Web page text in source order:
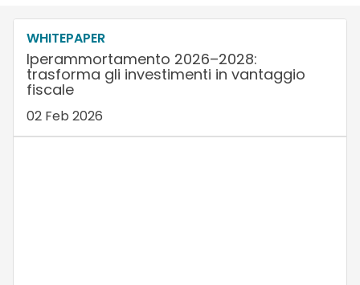
WHITEPAPER
Iperammortamento 2026–2028:
trasforma gli investimenti in vantaggio
fiscale
02 Feb 2026